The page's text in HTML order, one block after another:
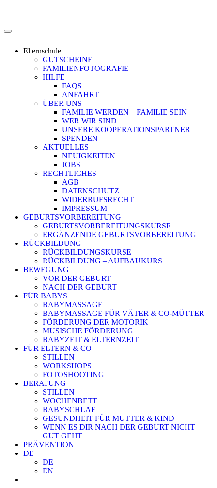
Elternschule
GUTSCHEINE
FAMILIENFOTOGRAFIE
HILFE
FAQS
ANFAHRT
ÜBER UNS
FAMILIE WERDEN – FAMILIE SEIN
WER WIR SIND
UNSERE KOOPERATIONSPARTNER
SPENDEN
AKTUELLES
NEUIGKEITEN
JOBS
RECHTLICHES
AGB
DATENSCHUTZ
WIDERRUFSRECHT
IMPRESSUM
GEBURTSVORBEREITUNG
GEBURTSVORBEREITUNGSKURSE
ERGÄNZENDE GEBURTSVORBEREITUNG
RÜCKBILDUNG
RÜCKBILDUNGSKURSE
RÜCKBILDUNG – AUFBAUKURS
BEWEGUNG
VOR DER GEBURT
NACH DER GEBURT
FÜR BABYS
BABYMASSAGE
BABYMASSAGE FÜR VÄTER & CO-MÜTTER
FÖRDERUNG DER MOTORIK
MUSISCHE FÖRDERUNG
BABYZEIT & ELTERNZEIT
FÜR ELTERN & CO
STILLEN
WORKSHOPS
FOTOSHOOTING
BERATUNG
STILLEN
WOCHENBETT
BABYSCHLAF
GESUNDHEIT FÜR MUTTER & KIND
WENN ES DIR NACH DER GEBURT NICHT
GUT GEHT
PRÄVENTION
DE
DE
EN